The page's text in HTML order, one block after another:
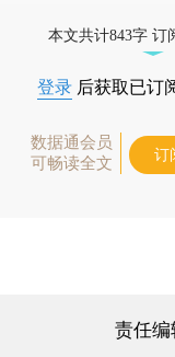
本文共计843字 订
登录 后获取已订
数据通会员
可畅读全文
订
责任